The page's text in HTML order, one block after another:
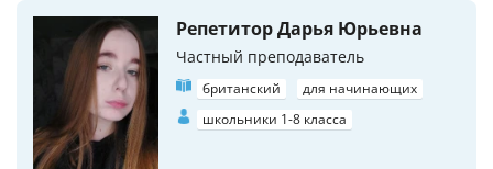
Репетитор Дарья Юрьевна
Частный преподаватель
британский
для начинающих
школьники 1-8 класса